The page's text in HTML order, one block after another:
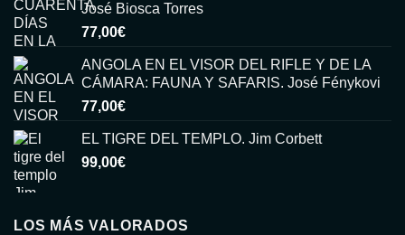
José Biosca Torres
77,00€
ANGOLA EN EL VISOR DEL RIFLE Y DE LA
CÁMARA: FAUNA Y SAFARIS. José Fénykovi
77,00€
EL TIGRE DEL TEMPLO. Jim Corbett
99,00€
LOS MÁS VALORADOS